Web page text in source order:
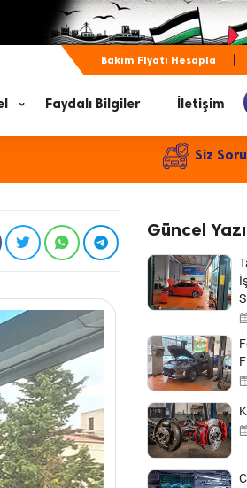
Bakım Fiyatı Hesapla
Faydalı Bilgiler İletişim
Siz
Güncel